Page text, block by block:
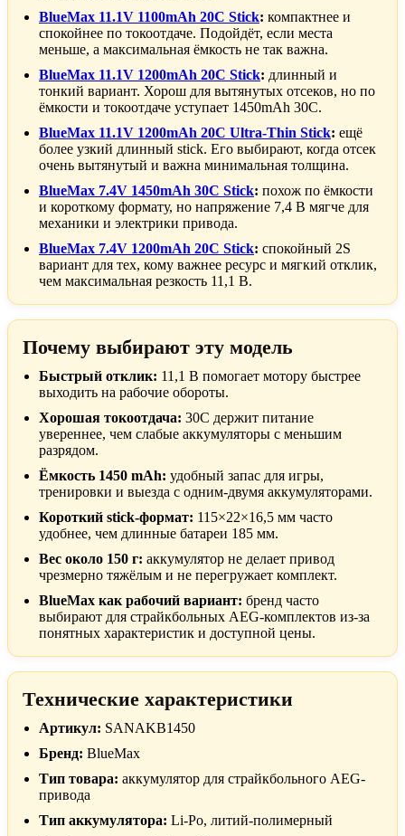
BlueMax 11.1V 1100mAh 20C Stick: компактнее и
спокойнее по токоотдаче. Подойдёт, если места
меньше, а максимальная ёмкость не так важна.
BlueMax 11.1V 1200mAh 20C Stick: длинный и
тонкий вариант. Хорош для вытянутых отсеков, но по
ёмкости и токоотдаче уступает 1450mAh 30C.
BlueMax 11.1V 1200mAh 20C Ultra-Thin Stick: ещё
более узкий длинный stick. Его выбирают, когда отсек
очень вытянутый и важна минимальная толщина.
BlueMax 7.4V 1450mAh 30C Stick: похож по ёмкости
и короткому формату, но напряжение 7,4 В мягче для
механики и электрики привода.
BlueMax 7.4V 1200mAh 20C Stick: спокойный 2S
вариант для тех, кому важнее ресурс и мягкий отклик,
чем максимальная резкость 11,1 В.
Почему выбирают эту модель
Быстрый отклик: 11,1 В помогает мотору быстрее
выходить на рабочие обороты.
Хорошая токоотдача: 30C держит питание
увереннее, чем слабые аккумуляторы с меньшим
разрядом.
Ёмкость 1450 mAh: удобный запас для игры,
тренировки и выезда с одним-двумя аккумуляторами.
Короткий stick-формат: 115×22×16,5 мм часто
удобнее, чем длинные батареи 185 мм.
Вес около 150 г: аккумулятор не делает привод
чрезмерно тяжёлым и не перегружает комплект.
BlueMax как рабочий вариант: бренд часто
выбирают для страйкбольных AEG-комплектов из-за
понятных характеристик и доступной цены.
Технические характеристики
Артикул: SANAKB1450
Бренд: BlueMax
Тип товара: аккумулятор для страйкбольного AEG-
привода
Тип аккумулятора: Li-Po, литий-полимерный